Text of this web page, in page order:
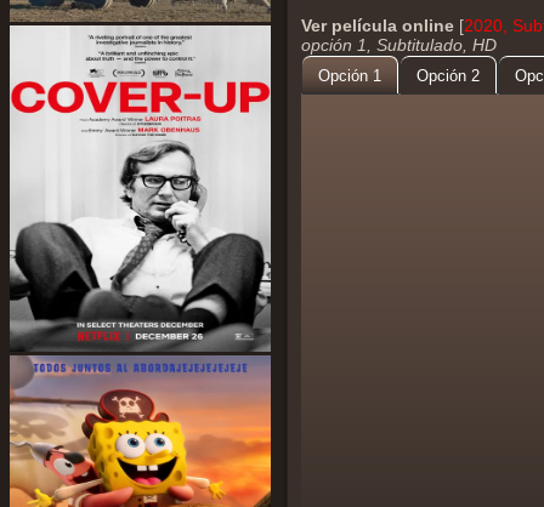
Ver película online [2020,
opción 1, Subtitulado, HD
Opción 1 Opción 2